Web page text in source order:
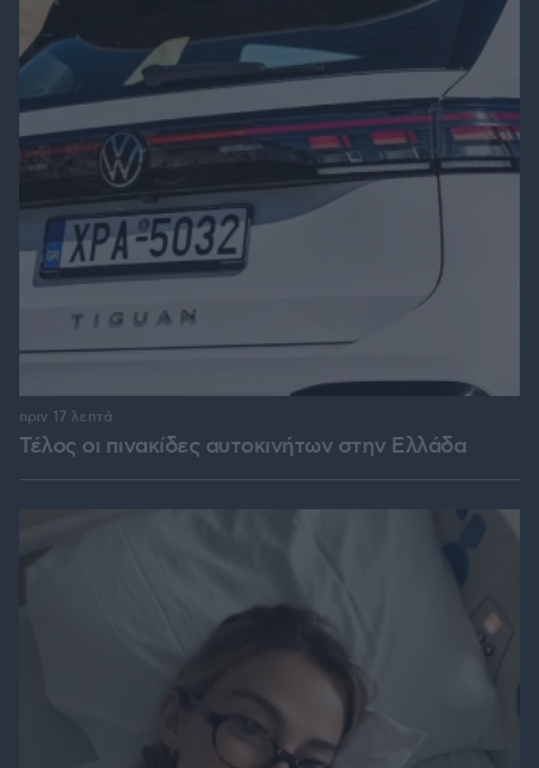
Τέλος οι πινακίδες αυτοκινήτων στην Ελλάδα
πριν 17 λεπτά